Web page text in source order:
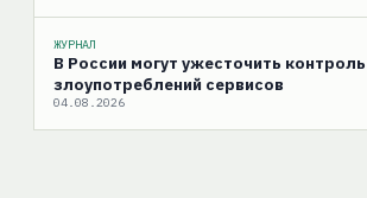
ЖУРНАЛ
В России могут ужесточить
злоупотреблений сервисов
04.08.2026